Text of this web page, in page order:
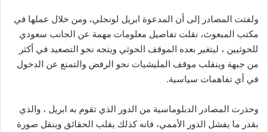
ولفتت المصادر إلى أن المدعوة ابريل لونجلي، ومن خلال عملها في
مكتب المبعوث، نقلت تفاصيل معلومات مهمة عن الجانب سعودي
للحوثيين ، ليتغير بعده الموقف الحوثي ويتجه نحو التصعيد في أكثر
من جبهة وينقلب موقف المليشيات نحو الرفض والتمنع عن الدخول
في أي تفاهمات سياسية.
وحذرت المصادر الدبلوماسية من الدور الذي تقوم به ابريل ، والذي
بقدر ما يفشل الدور الأممي، فانه كذلك يقلب الحقائق وينقل صورة